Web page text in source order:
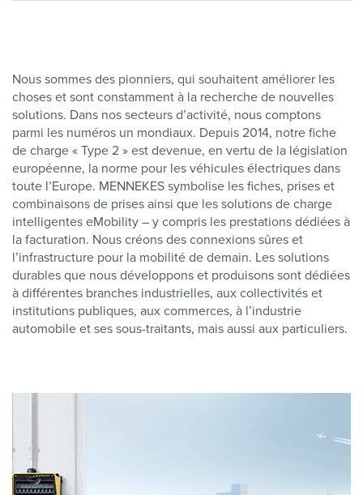
Nous sommes des pionniers, qui souhaitent améliorer les
choses et sont constamment à la recherche de nouvelles
solutions. Dans nos secteurs d’activité, nous comptons
parmi les numéros un mondiaux. Depuis 2014, notre fiche
de charge « Type 2 » est devenue, en vertu de la législation
européenne, la norme pour les véhicules électriques dans
toute l’Europe. MENNEKES symbolise les fiches, prises et
combinaisons de prises ainsi que les solutions de charge
intelligentes eMobility – y compris les prestations dédiées à
la facturation. Nous créons des connexions sûres et
l’infrastructure pour la mobilité de demain. Les solutions
durables que nous développons et produisons sont dédiées
à différentes branches industrielles, aux collectivités et
institutions publiques, aux commerces, à l’industrie
automobile et ses sous-traitants, mais aussi aux particuliers.